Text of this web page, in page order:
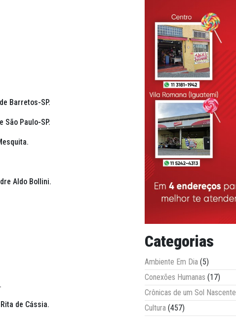
Barretos-SP.
São Paulo-SP.
Aldo Bollini.
de Cássia.
Categorias
Ambiente Em Dia (5)
Conexões Humanas (17)
Crônicas de um Sol Nascente
Cultura (457)